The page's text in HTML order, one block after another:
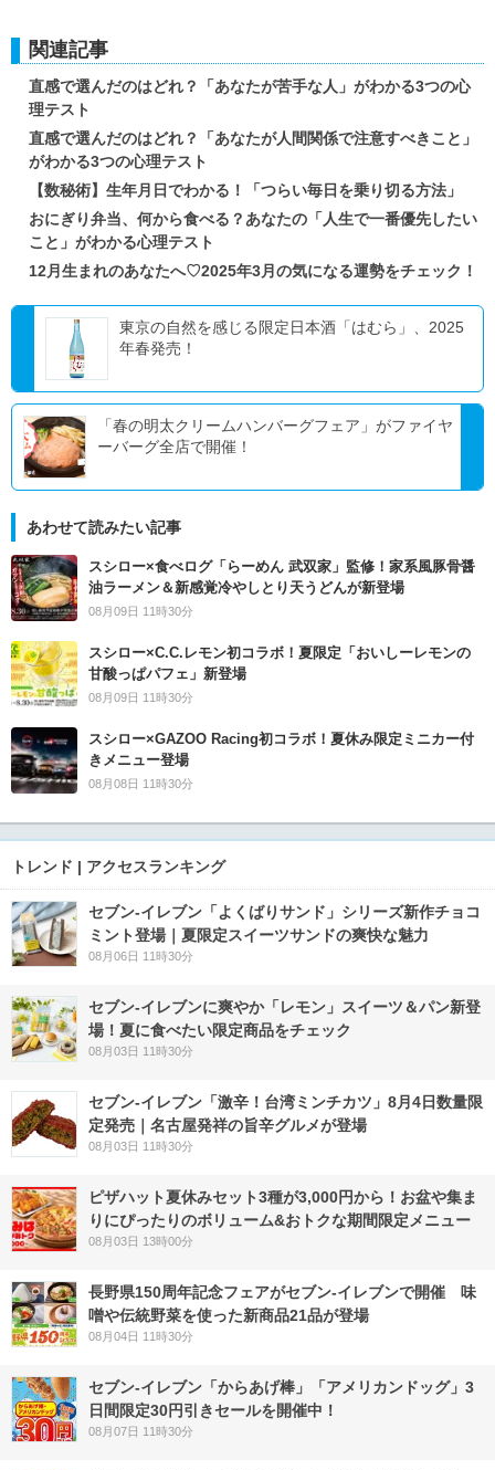
関連記事
直感で選んだのはどれ？「あなたが苦手な人」がわかる3つの心
理テスト
直感で選んだのはどれ？「あなたが人間関係で注意すべきこと」
がわかる3つの心理テスト
【数秘術】生年月日でわかる！「つらい毎日を乗り切る方法」
おにぎり弁当、何から食べる？あなたの「人生で一番優先したい
こと」がわかる心理テスト
12月生まれのあなたへ♡2025年3月の気になる運勢をチェック！
東京の自然を感じる限定日本酒「はむら」、2025
年春発売！
「春の明太クリームハンバーグフェア」がファイヤ
ーバーグ全店で開催！
あわせて読みたい記事
スシロー×食べログ「らーめん 武双家」監修！家系風豚骨醤
油ラーメン＆新感覚冷やしとり天うどんが新登場
08月09日 11時30分
スシロー×C.C.レモン初コラボ！夏限定「おいしーレモンの
甘酸っぱパフェ」新登場
08月09日 11時30分
スシロー×GAZOO Racing初コラボ！夏休み限定ミニカー付
きメニュー登場
08月08日 11時30分
トレンド | アクセスランキング
セブン‐イレブン「よくばりサンド」シリーズ新作チョコ
ミント登場｜夏限定スイーツサンドの爽快な魅力
08月06日 11時30分
セブン‐イレブンに爽やか「レモン」スイーツ＆パン新登
場！夏に食べたい限定商品をチェック
08月03日 11時30分
セブン-イレブン「激辛！台湾ミンチカツ」8月4日数量限
定発売｜名古屋発祥の旨辛グルメが登場
08月03日 11時30分
ピザハット夏休みセット3種が3,000円から！お盆や集ま
りにぴったりのボリューム&おトクな期間限定メニュー
08月03日 13時00分
長野県150周年記念フェアがセブン-イレブンで開催 味
噌や伝統野菜を使った新商品21品が登場
08月04日 11時30分
セブン‐イレブン「からあげ棒」「アメリカンドッグ」3
日間限定30円引きセールを開催中！
08月07日 11時30分